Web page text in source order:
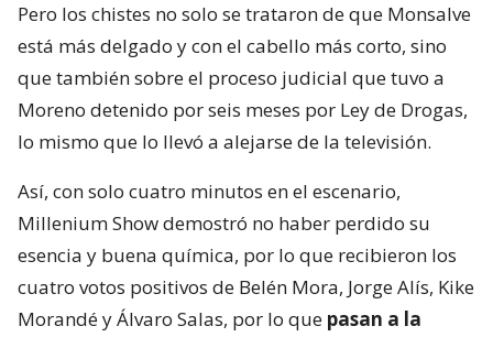
Pero los chistes no solo se trataron de que Monsalve
está más delgado y con el cabello más corto, sino
que también sobre el proceso judicial que tuvo a
Moreno detenido por seis meses por Ley de Drogas,
lo mismo que lo llevó a alejarse de la televisión.
Así, con solo cuatro minutos en el escenario,
Millenium Show demostró no haber perdido su
esencia y buena química, por lo que recibieron los
cuatro votos positivos de Belén Mora, Jorge Alís, Kike
Morandé y Álvaro Salas, por lo que pasan a la